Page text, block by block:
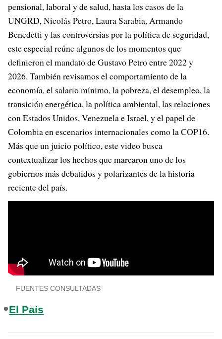
pensional, laboral y de salud, hasta los casos de la
UNGRD, Nicolás Petro, Laura Sarabia, Armando
Benedetti y las controversias por la política de seguridad,
este especial reúne algunos de los momentos que
definieron el mandato de Gustavo Petro entre 2022 y
2026. También revisamos el comportamiento de la
economía, el salario mínimo, la pobreza, el desempleo, la
transición energética, la política ambiental, las relaciones
con Estados Unidos, Venezuela e Israel, y el papel de
Colombia en escenarios internacionales como la COP16.
Más que un juicio político, este video busca
contextualizar los hechos que marcaron uno de los
gobiernos más debatidos y polarizantes de la historia
reciente del país.
FUENTES CONSULTADAS
El País